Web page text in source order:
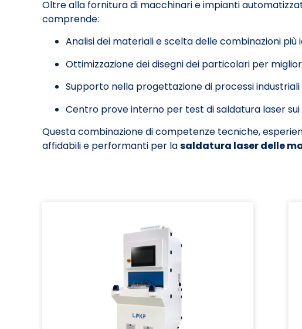
Oltre alla fornitura di macchinari e impianti
comprende:
Analisi dei materiali e scelta delle combinazioni
Ottimizzazione dei disegni dei particolari per
Supporto nella progettazione di processi
Centro prove interno per test di saldatura laser
Questa combinazione di competenze tecniche,
affidabili e performanti per lasaldatura laser delle